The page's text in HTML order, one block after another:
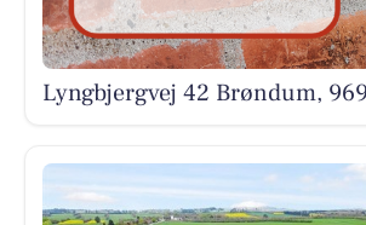
Lyngbjergvej 42 Brøndum,